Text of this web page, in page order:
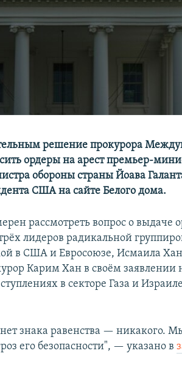
решение прокурора
ордеры на арест премьер-
обороны страны Йоава
США на сайте Белого дома.
рассмотреть вопрос о выдаче
лидеров радикальной
в США и Евросоюзе, Исмаила
Карим Хан в своём заявлении
в секторе Газа и
знака равенства — никакого. Мы
его безопасности", — указано в